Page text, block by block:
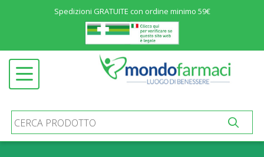
Menu
SALUTE E BENESSERE Open submenu
COSMETICA
Open submenu
MATERNIT&AGRAVE; E INFANZIA Open submenu
Spedizioni GRATUITE con ordine minimo 59€